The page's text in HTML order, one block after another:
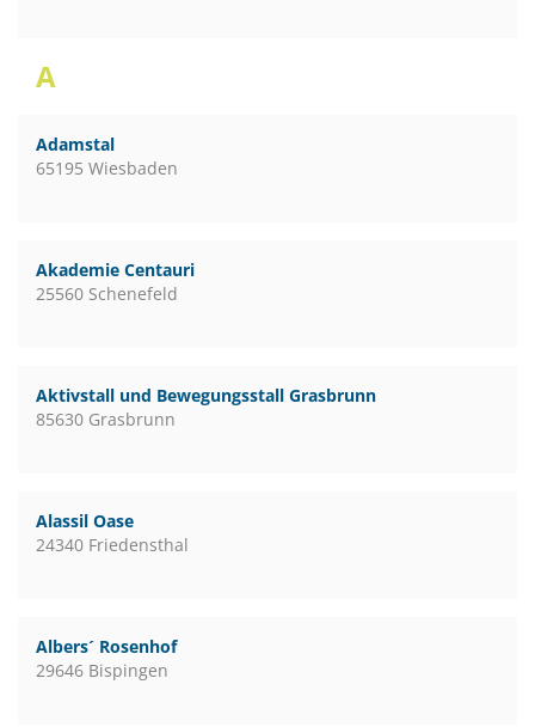
A
Adamstal
65195 Wiesbaden
Akademie Centauri
25560 Schenefeld
Aktivstall und Bewegungsstall Grasbrunn
85630 Grasbrunn
Alassil Oase
24340 Friedensthal
Albers´ Rosenhof
29646 Bispingen